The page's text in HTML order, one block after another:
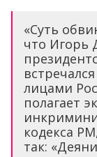
«Суть
что Игорь
лицами
полагает
кодекса
так: